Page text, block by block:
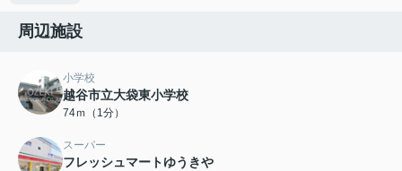
周辺施設
小学校
越谷市立大袋東小学校
74ｍ（1分）
スーパー
フレッシュマートゆうきや